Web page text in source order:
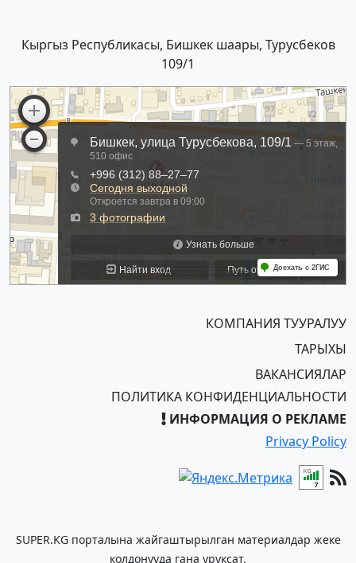
Кыргыз Республикасы, Бишкек шаары, Турусбеков
109/1
КОМПАНИЯ ТУУРАЛУУ
ТАРЫХЫ
ВАКАНСИЯЛАР
ПОЛИТИКА КОНФИДЕНЦИАЛЬНОСТИ
ИНФОРМАЦИЯ О РЕКЛАМЕ
Privacy Policy
SUPER.KG порталына жайгаштырылган материалдар жеке
колдонууда гана уруксат.